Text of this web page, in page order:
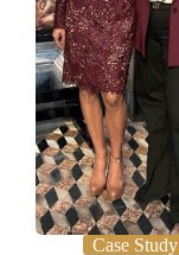
Case Study